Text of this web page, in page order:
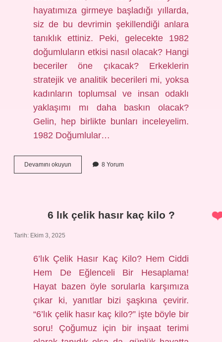
hayatımıza girmeye başladığı yıllarda,
siz de bu devrimin şekillendiği anlara
tanıklık ettiniz. Peki, gelecekte 1982
doğumluların etkisi nasıl olacak? Hangi
beceriler öne çıkacak? Erkeklerin
stratejik ve analitik becerileri mi, yoksa
kadınların toplumsal ve insan odaklı
yaklaşımı mı daha baskın olacak?
Gelin, hep birlikte bunları inceleyelim.
1982 Doğumlular…
Devamını okuyun
doğumlu
8 Yorum
6 lık çelik hasır kaç kilo ?
Tarih: Ekim 3, 2025
6’lık Çelik Hasır Kaç Kilo? Hem Ciddi
Hem De Eğlenceli Bir Hesaplama!
Hayat bazen öyle sorularla karşımıza
çıkar ki, yanıtlar bizi şaşkına çevirir.
“6’lık çelik hasır kaç kilo?” işte böyle bir
soru! Çoğumuz için bir inşaat terimi